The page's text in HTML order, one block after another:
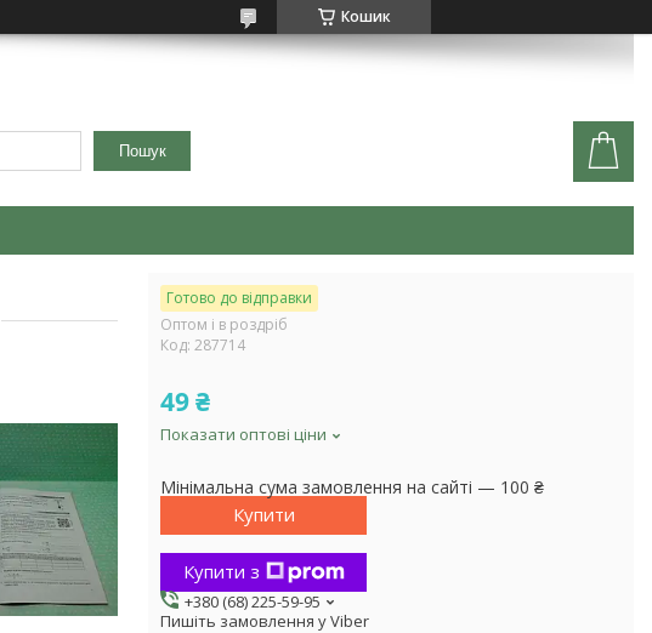
Кошик
Пошук
Готово до відправки
Оптом і в роздріб
Код: 287714
49 ₴
Показати оптові ціни
Мінімальна сума замовлення на сайті — 100 ₴
Купити
Купити з
+380 (68) 225-59-95
Пишіть замовлення у Viber